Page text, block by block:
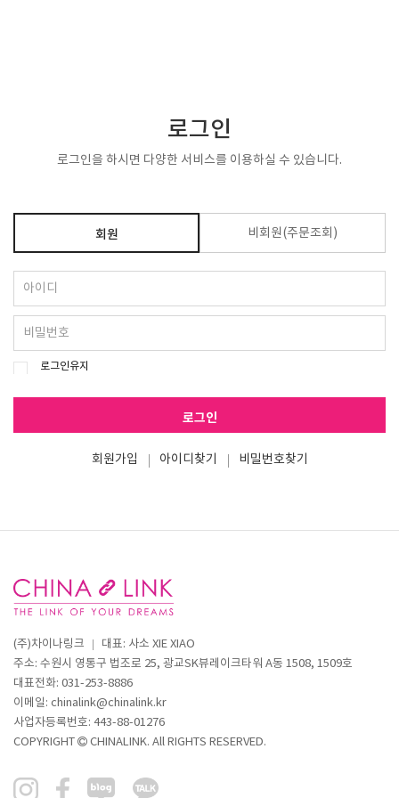
로그인
로그인을 하시면 다양한 서비스를 이용하실 수 있습니다.
회원 비회원(주문조회)
로그인유지
로그인
회원가입 아이디찾기 비밀번호찾기
(주)차이나링크
대표: 사소 XIE XIAO
주소: 수원시 영통구 법조로 25, 광교SK뷰레이크타워 A동 1508, 1509호
대표전화: 031-253-8886
이메일: chinalink@chinalink.kr
사업자등록번호: 443-88-01276
COPYRIGHT
CHINALINK. All RIGHTS RESERVED.